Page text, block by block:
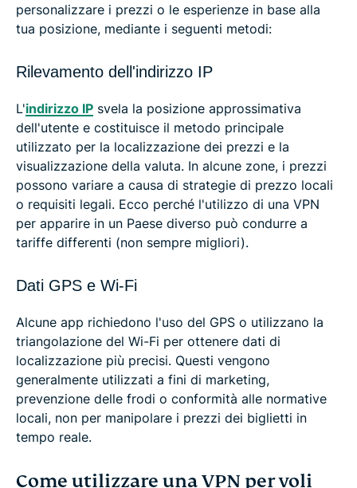
personalizzare i prezzi o le esperienze in base alla
tua posizione, mediante i seguenti metodi:
Rilevamento dell'indirizzo IP
L'indirizzo IP svela la posizione approssimativa
dell'utente e costituisce il metodo principale
utilizzato per la localizzazione dei prezzi e la
visualizzazione della valuta. In alcune zone, i prezzi
possono variare a causa di strategie di prezzo locali
o requisiti legali. Ecco perché l'utilizzo di una VPN
per apparire in un Paese diverso può condurre a
tariffe differenti (non sempre migliori).
Dati GPS e Wi-Fi
Alcune app richiedono l'uso del GPS o utilizzano la
triangolazione del Wi-Fi per ottenere dati di
localizzazione più precisi. Questi vengono
generalmente utilizzati a fini di marketing,
prevenzione delle frodi o conformità alle normative
locali, non per manipolare i prezzi dei biglietti in
tempo reale.
Come utilizzare una VPN per voli